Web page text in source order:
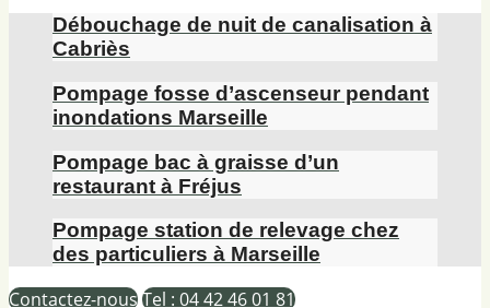
Débouchage de nuit de canalisation à
Cabriès
Pompage fosse d’ascenseur pendant
inondations Marseille
Pompage bac à graisse d’un
restaurant à Fréjus
Pompage station de relevage chez
des particuliers à Marseille
Contactez-nousTel : 04 42 46 01 81